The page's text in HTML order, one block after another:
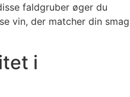
faldgruber øger du
vin, der matcher din smag
i